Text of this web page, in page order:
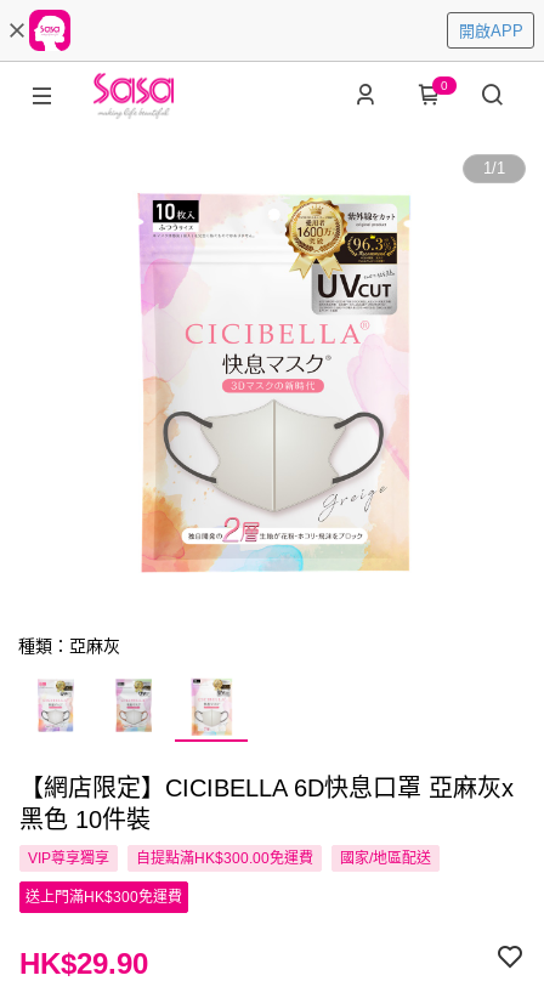
開啟APP
0
1/1
種類：亞麻灰
【網店限定】CICIBELLA 6D快息口罩 亞麻灰x
黑色 10件裝
VIP尊享獨享 自提點滿HK$300.00免運費 國家/地區配送
送上門滿HK$300免運費
HK$29.90